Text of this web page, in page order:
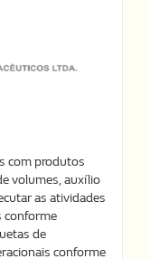
com produtos
volumes, auxílio
as atividades
conforme
de
conforme